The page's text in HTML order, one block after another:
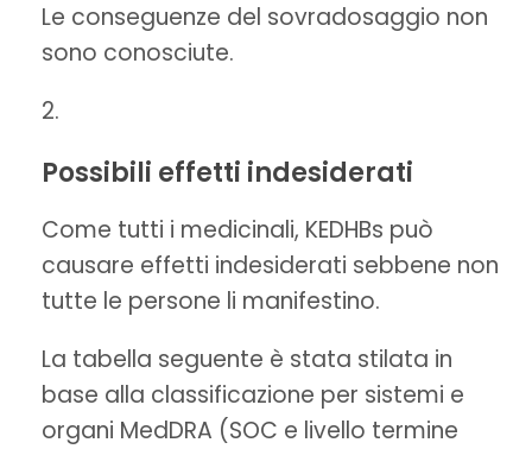
Le conseguenze del sovradosaggio non
sono conosciute.
Possibili effetti indesiderati
Come tutti i medicinali, KEDHBs può
causare effetti indesiderati sebbene non
tutte le persone li manifestino.
La tabella seguente è stata stilata in
base alla classificazione per sistemi e
organi MedDRA (SOC e livello termine